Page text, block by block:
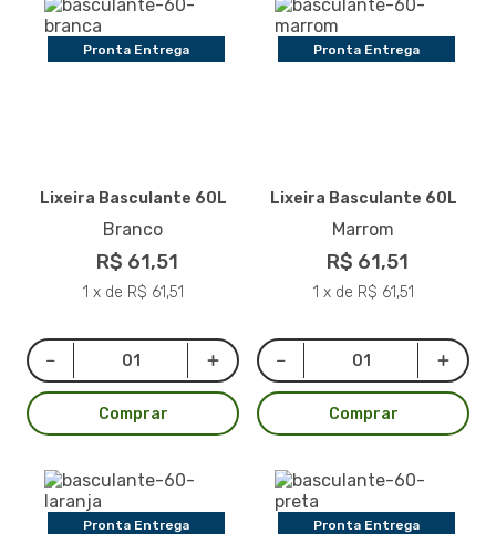
Pronta Entrega
Lixeira Basculante 60L
Branco
R$ 61,51
1 x de R$ 61,51
Comprar
Pronta Entrega
Lixeira Basculante 60L
Marrom
R$ 61,51
1 x de R$ 61,51
Comprar
Pronta Entrega Pronta Entrega